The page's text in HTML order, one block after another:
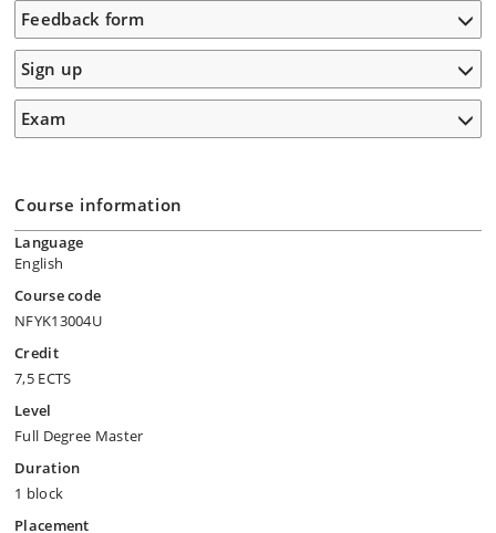
Feedback form
Sign up
Exam
Course information
Language
English
Course code
NFYK13004U
Credit
7,5 ECTS
Level
Full Degree Master
Duration
1 block
Placement